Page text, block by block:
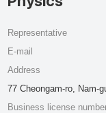
Representative
E-mail
Address
77 Cheongam-ro, Nam-
Business license